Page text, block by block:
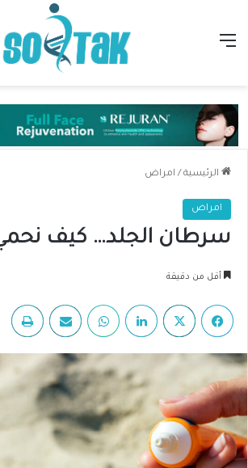
القائمة
الرئيسية / امراض
امراض
سرطان الجلد… كيف
أقل من دقيقة
فيسبوك لينكدإن واتساب مشاركة عبر البريد